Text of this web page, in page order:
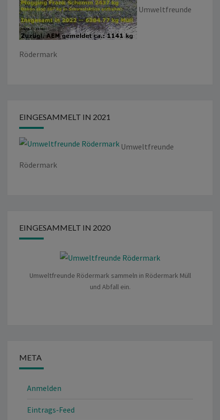
Umweltfreunde
Rödermark
EINGESAMMELT IN 2021
Umweltfreunde
Rödermark
EINGESAMMELT IN 2020
Umweltfreunde Rödermark sammeln in Rödermark Müll
und Abfall ein.
META
Anmelden
Eintrags-Feed